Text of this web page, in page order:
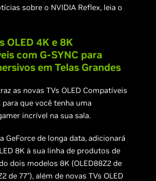
sobre o NVIDIA Reflex, leia o
OLED 4K e 8K
com G-SYNC para
em Telas Grandes
as novas TVs OLED Compatíveis
para que você tenha uma
incrível na sua sala.
GeForce de longa data, adicionará
8K à sua linha de produtos de
dois modelos 8K (OLED88Z2 de
de 77″), além de novas TVs OLED